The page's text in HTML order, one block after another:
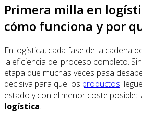
Primera milla en
cómo funciona y por
En logística, cada fase de la cadena
la eficiencia del proceso completo.
etapa que muchas veces pasa
decisiva para que los productos
estado y con el menor coste posible:
logística.